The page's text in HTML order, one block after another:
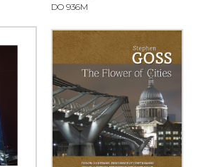
DO 936M